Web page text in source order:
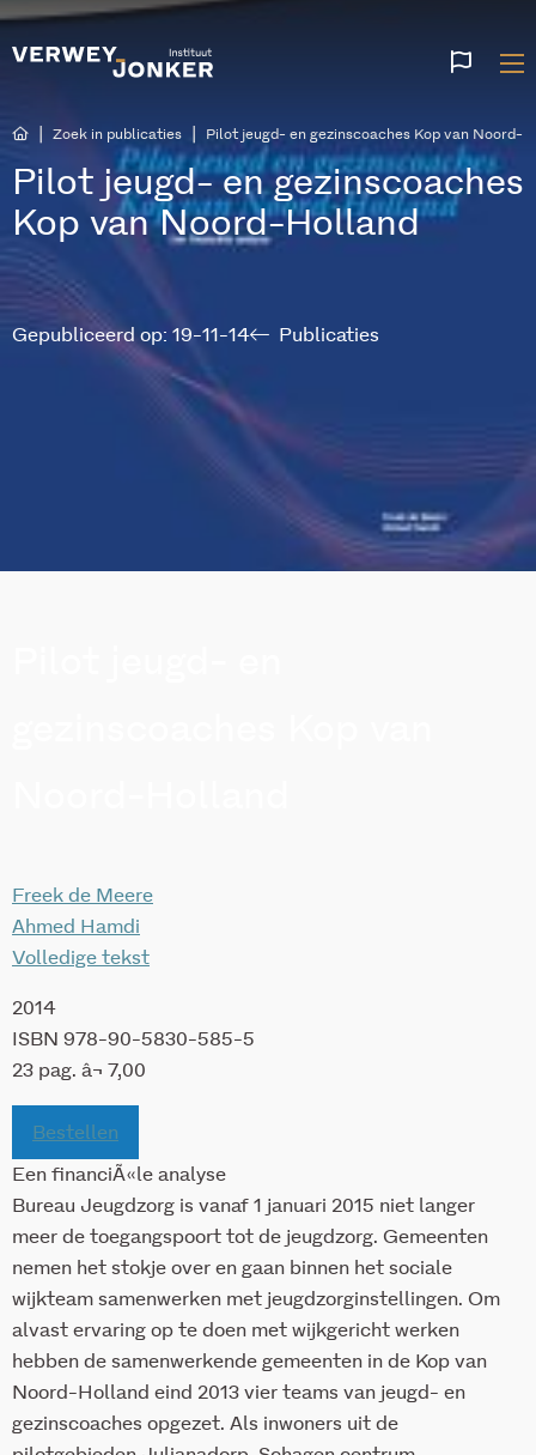
Zoek in publicaties Pilot jeugd- en gezinscoaches Kop van Noord-
Pilot jeugd- en gezinscoaches
Kop van Noord-Holland
Publicaties
Gepubliceerd op: 19-11-14
Freek de Meere
Ahmed Hamdi
Volledige tekst
2014
ISBN 978-90-5830-585-5
23 pag. â¬ 7,00
Bestellen
Een financiÃ«le analyse
Bureau Jeugdzorg is vanaf 1 januari 2015 niet langer
meer de toegangspoort tot de jeugdzorg. Gemeenten
nemen het stokje over en gaan binnen het sociale
wijkteam samenwerken met jeugdzorginstellingen. Om
alvast ervaring op te doen met wijkgericht werken
hebben de samenwerkende gemeenten in de Kop van
Noord-Holland eind 2013 vier teams van jeugd- en
gezinscoaches opgezet. Als inwoners uit de